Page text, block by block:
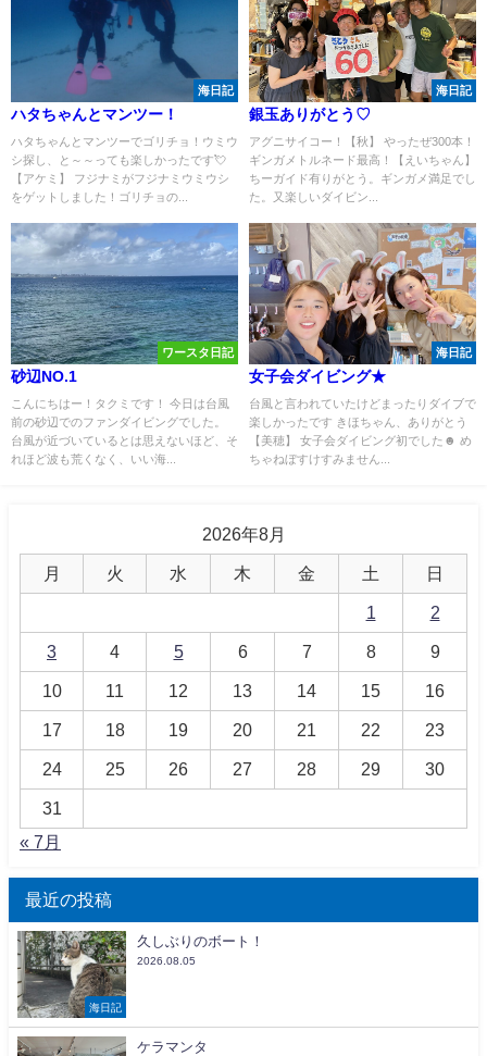
海日記
ハタちゃんとマンツー！
ハタちゃんとマンツーでゴリチョ！ウミウ
シ探し、と～～っても楽しかったです💘
【アケミ】 フジナミがフジナミウミウシ
をゲットしました！ゴリチョの...
海日記
銀玉ありがとう♡
アグニサイコー！【秋】 やったぜ300本！
ギンガメトルネード最高！【えいちゃん】
ちーガイド有りがとう。ギンガメ満足でし
た。又楽しいダイビン...
ワースタ日記
砂辺NO.1
こんにちはー！タクミです！ 今日は台風
前の砂辺でのファンダイビングでした。
台風が近づいているとは思えないほど、そ
れほど波も荒くなく、いい海...
海日記
女子会ダイビング★
台風と言われていたけどまったりダイブで
楽しかったです きほちゃん、ありがとう
【美穂】 女子会ダイビング初でした☻ め
ちゃねぼすけすみません...
2026年8月
月 火 水 木 金 土 日
1 2
3 4 5 6 7 8 9
10 11 12 13 14 15 16
17 18 19 20 21 22 23
24 25 26 27 28 29 30
31
« 7月
最近の投稿
海日記
久しぶりのボート！
2026.08.05
ケラマンタ